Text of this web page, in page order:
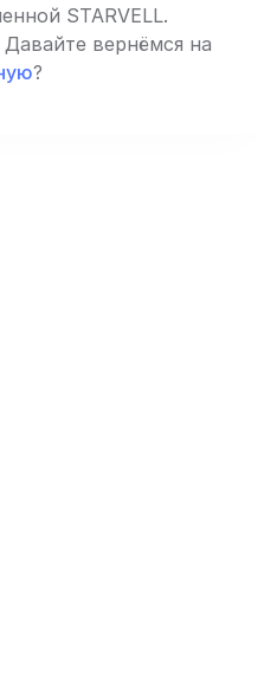
STARVELL.
вернёмся на
?